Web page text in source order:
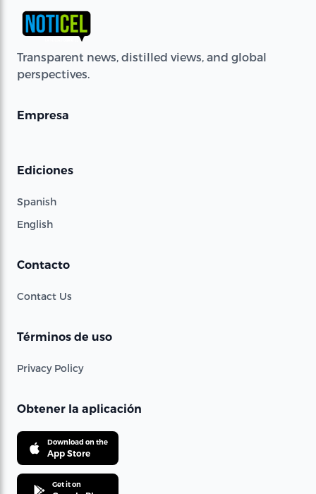
Transparent news, distilled views, and global
perspectives.
Empresa
Ediciones
Spanish
English
Contacto
Contact Us
Términos de uso
Privacy Policy
Obtener la aplicación
Download on the
App Store
Get it on